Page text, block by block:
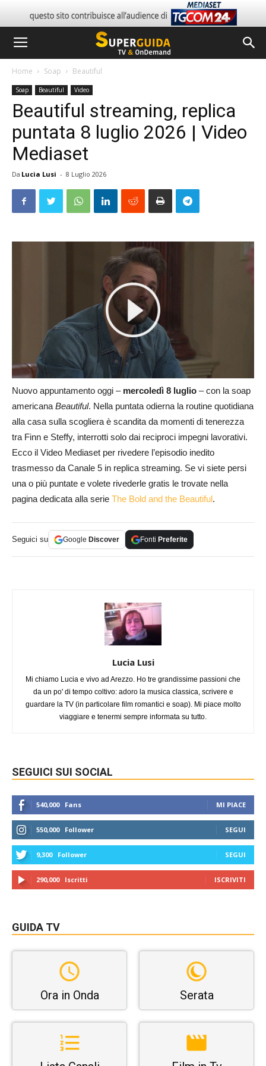
Home Soap Beautiful
Soap Beautiful Video
Beautiful streaming, replica
puntata 8 luglio 2026 | Video
Mediaset
Da Lucia Lusi - 8 Luglio 2026
Nuovo appuntamento oggi – mercoledì 8 luglio – con la soap
americanaBeautiful. Nella puntata odierna la routine quotidiana
alla casa sulla scogliera è scandita da momenti di tenerezza
tra Finn e Steffy, interrotti solo dai reciproci impegni lavorativi.
Ecco il Video Mediaset per rivedere l’episodio inedito
trasmesso da Canale 5 in replica streaming. Se vi siete persi
una o più puntate e volete rivederle gratis le trovate nella
pagina dedicata alla serie The Bold and the Beautiful .
Seguici su Google Discover Fonti Preferite
Lucia Lusi
Mi chiamo Lucia e vivo ad Arezzo. Ho tre grandissime passioni che
da un po' di tempo coltivo: adoro la musica classica, scrivere e
guardare la TV (in particolare film romantici e soap). Mi piace molto
viaggiare e tenermi sempre informata su tutto.
SEGUICI SUI SOCIAL
540,000 Fans MI PIACE
550,000 Follower SEGUI
9,300 Follower SEGUI
290,000 Iscritti ISCRIVITI
GUIDA TV
Ora in Onda Serata